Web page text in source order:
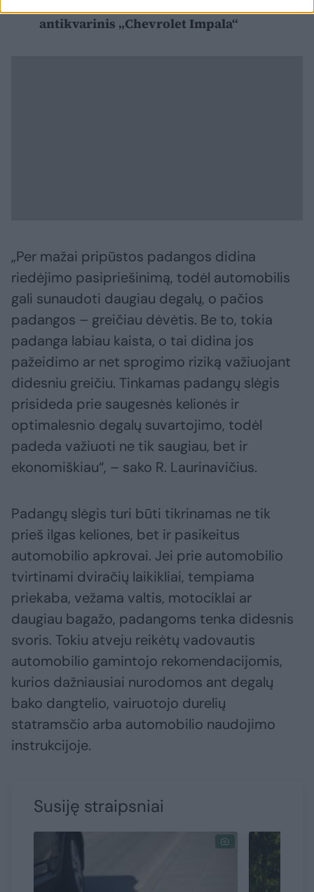
antikvarinis „Chevrolet Impala“
„Per mažai pripūstos padangos didina
riedėjimo pasipriešinimą, todėl automobilis
gali sunaudoti daugiau degalų, o pačios
padangos – greičiau dėvėtis. Be to, tokia
padanga labiau kaista, o tai didina jos
pažeidimo ar net sprogimo riziką važiuojant
didesniu greičiu. Tinkamas padangų slėgis
prisideda prie saugesnės kelionės ir
optimalesnio degalų suvartojimo, todėl
padeda važiuoti ne tik saugiau, bet ir
ekonomiškiau“, – sako R. Laurinavičius.
Padangų slėgis turi būti tikrinamas ne tik
prieš ilgas keliones, bet ir pasikeitus
automobilio apkrovai. Jei prie automobilio
tvirtinami dviračių laikikliai, tempiama
priekaba, vežama valtis, motociklai ar
daugiau bagažo, padangoms tenka didesnis
svoris. Tokiu atveju reikėtų vadovautis
automobilio gamintojo rekomendacijomis,
kurios dažniausiai nurodomos ant degalų
bako dangtelio, vairuotojo durelių
statramsčio arba automobilio naudojimo
instrukcijoje.
Susiję straipsniai